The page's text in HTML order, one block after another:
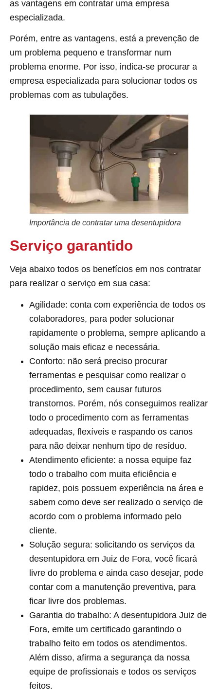
as vantagens em contratar uma empresa
especializada.
Porém, entre as vantagens, está a prevenção de
um problema pequeno e transformar num
problema enorme. Por isso, indica-se procurar a
empresa especializada para solucionar todos os
problemas com as tubulações.
Importância de contratar uma desentupidora
Serviço garantido
Veja abaixo todos os benefícios em nos contratar
para realizar o serviço em sua casa:
Agilidade: conta com experiência de todos os
colaboradores, para poder solucionar
rapidamente o problema, sempre aplicando a
solução mais eficaz e necessária.
Conforto: não será preciso procurar
ferramentas e pesquisar como realizar o
procedimento, sem causar futuros
transtornos. Porém, nós conseguimos realizar
todo o procedimento com as ferramentas
adequadas, flexíveis e raspando os canos
para não deixar nenhum tipo de resíduo.
Atendimento eficiente: a nossa equipe faz
todo o trabalho com muita eficiência e
rapidez, pois possuem experiência na área e
sabem como deve ser realizado o serviço de
acordo com o problema informado pelo
cliente.
Solução segura: solicitando os serviços da
desentupidora em Juiz de Fora, você ficará
livre do problema e ainda caso desejar, pode
contar com a manutenção preventiva, para
ficar livre dos problemas.
Garantia do trabalho: A desentupidora Juiz de
Fora, emite um certificado garantindo o
trabalho feito em todos os atendimentos.
Além disso, afirma a segurança da nossa
equipe de profissionais e todos os serviços
feitos.